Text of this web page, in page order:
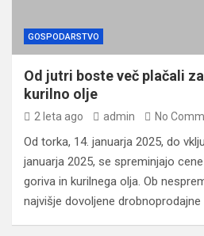
GOSPODARSTVO
Od jutri boste več plačali
kurilno olje
2 leta ago admin No
Od torka, 14. januarja 2025, do
januarja 2025, se spreminjajo
goriva in kurilnega olja. Ob
najvišje dovoljene